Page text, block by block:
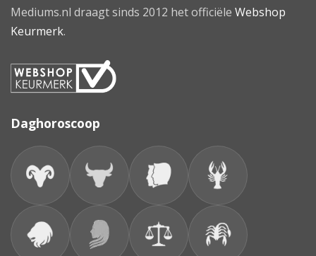
Mediums.nl draagt sinds 2012 het officiële Webshop
Keurmerk.
Daghoroscoop